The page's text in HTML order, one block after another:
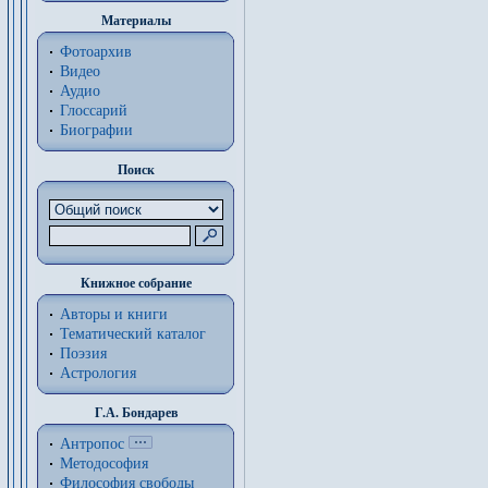
Материалы
Фотоархив
Видео
Аудио
Глоссарий
Биографии
Поиск
Книжное собрание
Авторы и книги
Тематический каталог
Поэзия
Астрология
Г.А. Бондарев
Антропос
Методософия
Философия cвободы